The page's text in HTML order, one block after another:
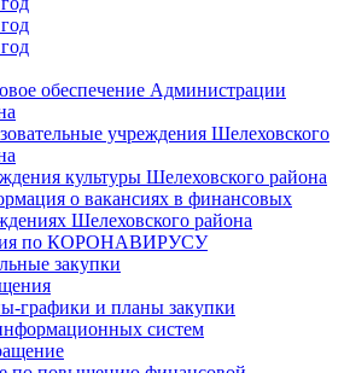
обеспечение Администрации
учреждения Шелеховского
культуры Шелеховского района
о вакансиях в финансовых
Шелеховского района
по КОРОНАВИРУСУ
закупки
графики и планы закупки
систем